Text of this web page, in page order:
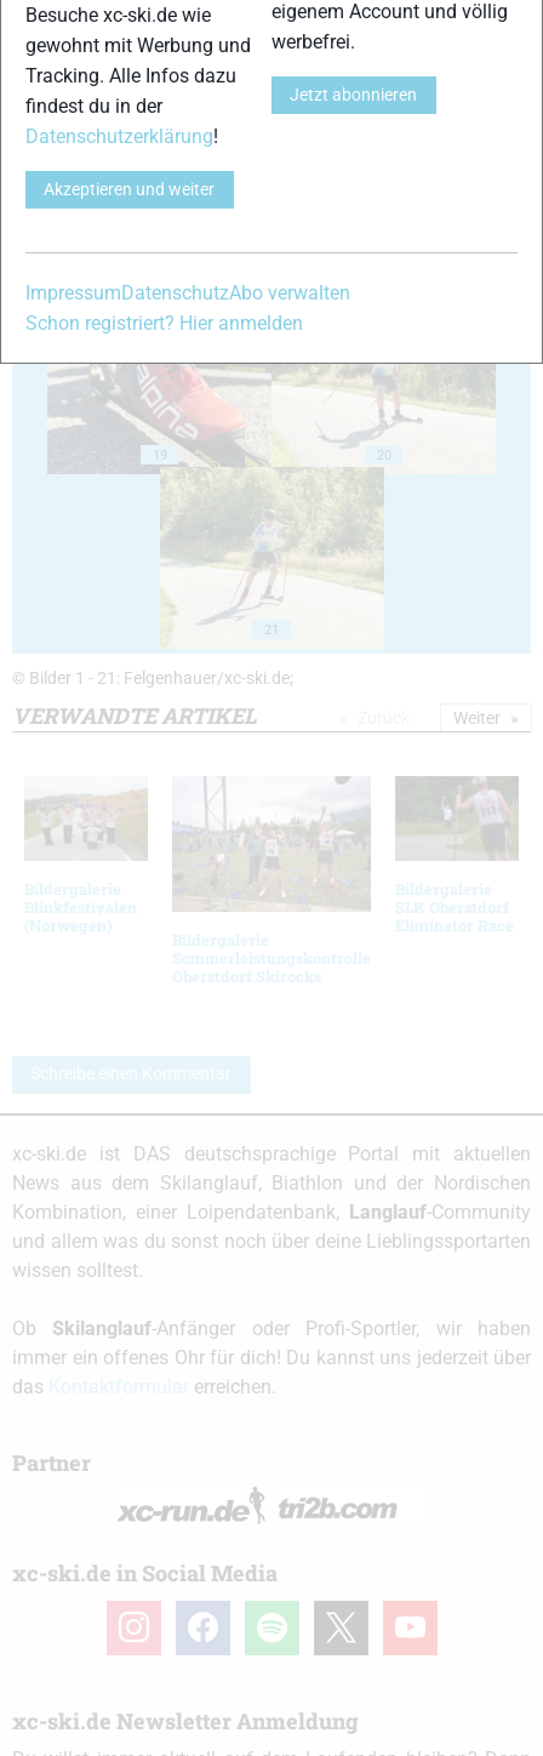
15 16
19 20
21
© Bilder 1 - 21: Felgenhauer/xc-ski.de;
VERWANDTE ARTIKEL
Bildergalerie
Blinkfestivalen
(Norwegen)
Bildergalerie
Sommerleistungskontrolle
Oberstdorf Skirocks
Bildergalerie
SLK Oberstdorf
Eliminator Race
Weiter
Schreibe einen Kommentar
xc-ski.de ist DAS deutschsprachige Portal mit aktuellen
News aus dem Skilanglauf, Biathlon und der Nordischen
Kombination, einer Loipendatenbank, Langlauf-Community
und allem was du sonst noch über deine Lieblingssportarten
wissen solltest.
Ob Skilanglauf-Anfänger oder Profi-Sportler, wir haben
immer ein offenes Ohr für dich! Du kannst uns jederzeit über
das
erreichen.
Partner
xc-ski.de in Social Media
instagramfacebook spotify youtube
xc-ski.de Newsletter Anmeldung
Besuche xc-ski.de wie
gewohnt mit Werbung und
Tracking. Alle Infos dazu
findest du in der
Datenschutzerklärung!
Akzeptieren und weiter
eigenem Account und völlig
werbefrei.
Jetzt abonnieren
ImpressumDatenschutzAbo verwalten
Schon registriert? Hier anmelden